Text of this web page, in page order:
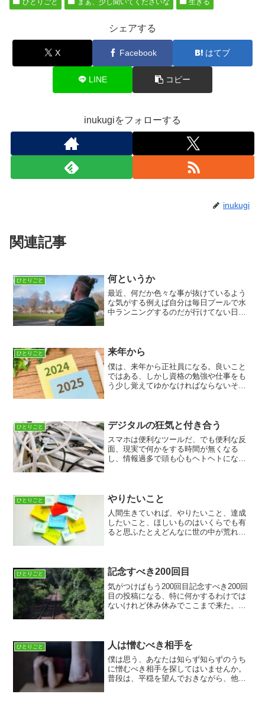
ひとりごと まぁ、少し聞いてくださいな 生きる
シェアする
X Facebook はてブ
LINE コピー
inukugiをフォローする
inukugi
関連記事
ひとりごと 何というか
最近、何だか色々な事が抜けているよう
な気がする例えば自分は毎日プールで水
中ランニングするのだが行けてない日が
なみに当ブログの更新休...
ひとりごと 来年から
僕は、来年から正社員になる。良いこと
ではある、しかし資格の勉強や仕事をも
う少し覚えてゆかなければならないそ
言っているが僕は今、漠然とし...
ひとりごと デジタルの狂気と付き合う
スマホは便利なツールだ、でも便利な反
面、現実で何かをする時間が無くなる
し、情報過多で頭も心もヘトヘトになっ
逃れるために散歩をしたり、...
ひとりごと やりたいこと
人間生きていれば、やりたいこと、達成
したいこと、ほしいものはいくらでも有
ると思ふたとえどんなに世の中が荒れて
を揃わなくて気が滅入る事...
ひとりごと 記念すべき200回目
気がつけばもう200回目記念すべき200回
目の投稿になる、特に何かするわけでは
ないけれど休み休みでここまで来た。こ
のブログが始まって...
ひとりごと 人は憎むべき相手を
僕は思う、あなたは知らず知らずのうち
に憎むべき相手を探してはいませんか。
普段は、平穏を望んでおきながら、他人